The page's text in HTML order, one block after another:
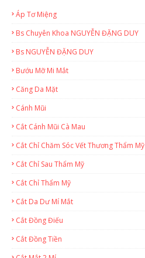
Áp Tơ Miệng
Bs Chuyên Khoa NGUYỄN ĐẶNG DUY
Bs NGUYỄN ĐẶNG DUY
Bướu Mỡ Mi Mắt
Căng Da Mặt
Cánh Mũi
Cắt Cánh Mũi Cà Mau
Cắt Chỉ Chăm Sóc Vết Thương Thẩm Mỹ
Cắt Chỉ Sau Thẩm Mỹ
Cắt Chỉ Thẩm Mỹ
Cắt Da Dư Mí Mắt
Cắt Đồng Điếu
Cắt Đồng Tiền